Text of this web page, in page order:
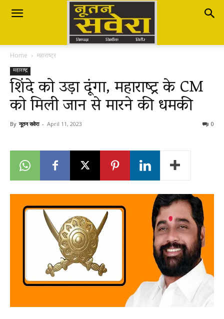
Nutan
Savera
नूतन
Home महाराष्ट्र
महाराष्ट्र
शिंदे को उड़ा दूंगा, महाराष्ट्र के CM
को मिली जान से मारने की धमकी
By नूतन सवेरा - April 11, 2023 0